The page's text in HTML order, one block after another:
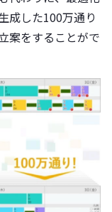
成した100万通り
案をすることがで